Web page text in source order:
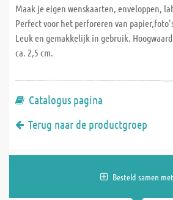
Maak je eigen wenskaarten, enveloppen,
Perfect voor het perforeren van
Leuk en gemakkelijk in gebruik.
ca. 2,5 cm.
Catalogus pagina
Terug naar de productgroep
Besteld samen met